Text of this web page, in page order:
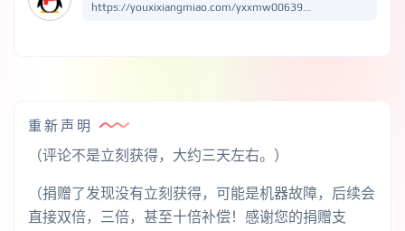
https://youxixiangmiao.com/yxxmw00639...
重新声明
（评论不是立刻获得，大约三天左右。）
（捐赠了发现没有立刻获得，可能是机器故障，后续会
直接双倍，三倍，甚至十倍补偿！感谢您的捐赠支